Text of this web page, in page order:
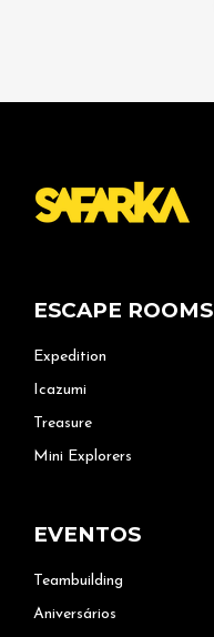
ESCAPE ROOMS
Expedition
Icazumi
Treasure
Mini Explorers
EVENTOS
Teambuilding
Aniversários